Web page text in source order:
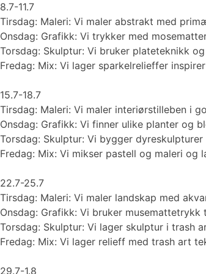
8.7-11.7
Tirsdag: Maleri: Vi maler abstrakt med
Onsdag: Grafikk: Vi trykker med
Torsdag: Skulptur: Vi bruker plateteknikk
Fredag: Mix: Vi lager sparkelrelieffer
15.7-18.7
Tirsdag: Maleri: Vi maler interiørstilleben i
Onsdag: Grafikk: Vi finner ulike planter og
Torsdag: Skulptur: Vi bygger dyreskulpturer
Fredag: Mix: Vi mikser pastell og maleri og
22.7-25.7
Tirsdag: Maleri: Vi maler landskap med
Onsdag: Grafikk: Vi bruker
Torsdag: Skulptur: Vi lager skulptur i trash
Fredag: Mix: Vi lager relieff med trash art
29.7-1.8